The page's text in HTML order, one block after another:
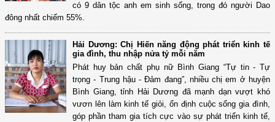
có 9 dân tộc anh em sinh sống, trong đó người Dao
đông nhất chiếm 55%.
Hải Dương: Chị Hiến năng động phát triển kinh tế
gia đình, thu nhập nửa tỷ mỗi năm
Phát huy bản chất phụ nữ Bình Giang “Tự tin - Tự
trọng - Trung hậu - Đảm đang”, nhiều chị em ở huyện
Bình Giang, tỉnh Hải Dương đã mạnh dạn vượt khó
vươn lên làm kinh tế giỏi, ổn định cuộc sống gia đình,
góp phần tham gia tích cực vào sự phát triển kinh tế,